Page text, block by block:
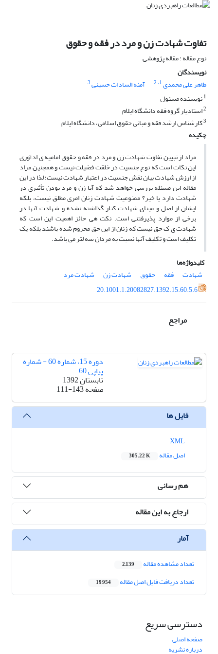
تفاوت شهادت زن و مرد در فقه و حقوق
نوع مقاله : مقاله پژوهشی
نویسندگان
طاهر علی محمدی1، 2 آمنه السادات حسینی3
1نویسنده مسئول
2استادیار گروه فقه دانشگاه ایلام
3کارشناس ارشد فقه و مبانی حقوق اسلامی، دانشگاه ایلام
چکیده
مراد از تبیین تفاوت شهادت زن و مرد در فقه و حقوق امامیه ی ادآوری
این نکات است که نوع جنسیت در خلقت فضیلت نیست و همچنین مراد
از ارزش شهادت بیان نقش جنسیت در اعتبار شهادت نیست؛ لذا در این
مقاله این مسئله بررسی خواهد شد که آیا زن و مرد بودن تأثیری در
شهادت دارد یا خیر؟ ممنوعیت شهادت زنان امری مطلق نیست، بلکه
ایشان از اصل و مبنای شهادت کنار گذاشته نشده و شهادت آنها در
برخی از موارد پذیرفتنی است. نکت هی حائز اهمیت این است که
شهادت ی ک حق نیست که زنان از این حق محروم شده باشند بلکه یک
تکلیف است و تکلیف آنها نسبت به مردان سه لتر می باشد.
کلیدواژه‌ها
شهادت
فقه حقوق شهادت زن
شهادت مرد
20.1001.1.20082827.1392.15.60.5.6
مراجع
دوره 15، شماره 60 - شماره
پیاپی 60
تابستان 1392
صفحه111-143
فایل ها
اصل مقاله
305.22 K
هم رسانی
ارجاع به این مقاله
آمار
تعداد مشاهده مقاله 2,139
تعداد دریافت فایل اصل مقاله 19,954
دسترسی سریع
صفحه اصلی
درباره نشریه